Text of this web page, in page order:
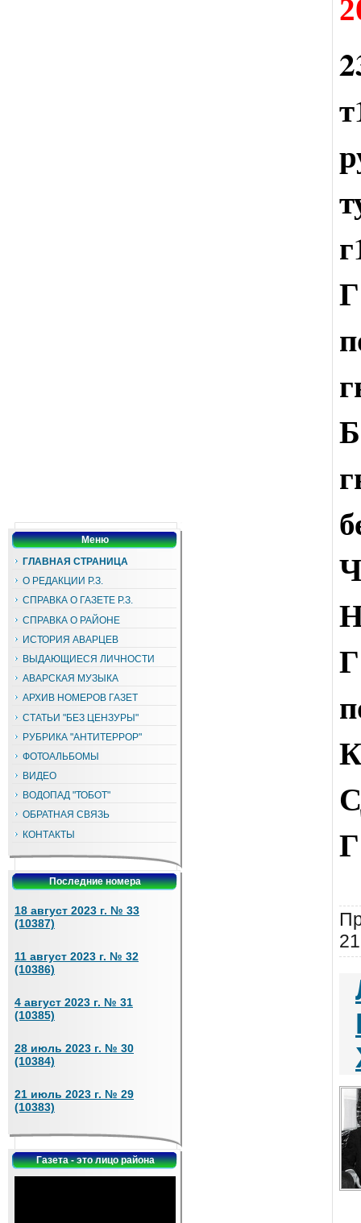
Меню
ГЛАВНАЯ СТРАНИЦА
О РЕДАКЦИИ Р.З.
СПРАВКА О ГАЗЕТЕ Р.З.
СПРАВКА О РАЙОНЕ
ИСТОРИЯ АВАРЦЕВ
ВЫДАЮЩИЕСЯ ЛИЧНОСТИ
АВАРСКАЯ МУЗЫКА
АРХИВ НОМЕРОВ ГАЗЕТ
СТАТЬИ "БЕЗ ЦЕНЗУРЫ"
РУБРИКА "АНТИТЕРРОР"
ФОТОАЛЬБОМЫ
ВИДЕО
ВОДОПАД "ТОБОТ"
ОБРАТНАЯ СВЯЗЬ
КОНТАКТЫ
Последние номера
18 август 2023 г. № 33
(10387)
11 август 2023 г. № 32
(10386)
4 август 2023 г. № 31
(10385)
28 июль 2023 г. № 30
(10384)
21 июль 2023 г. № 29
(10383)
Газета - это лицо района